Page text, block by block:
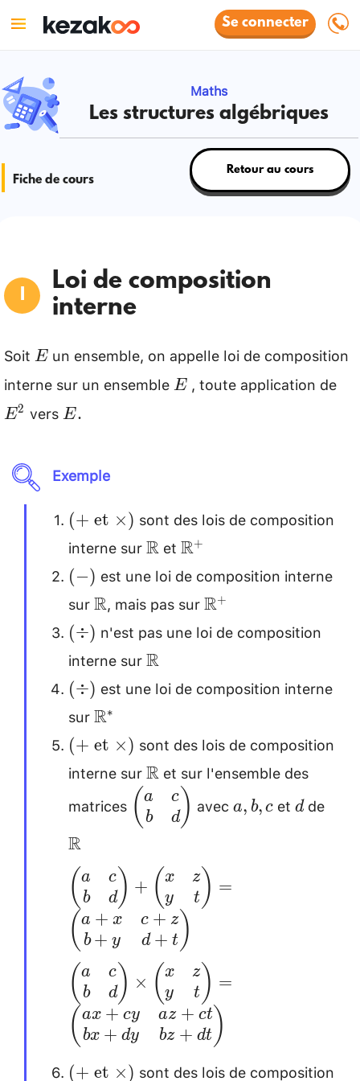
Se connecter
Maths
Les structures algébriques
Fiche de cours
Retour au cours
Loi de composition
interne
SoitE
E un ensemble, on appelle loi de composition
interne sur un ensembleE
E , toute application de
E2 versE.
E.
Exemple
(+
~\text{et}~
\times )
(+ et ×) sont des lois de composition
interne sur\mathbb{R}
Ret\mathbb{R}^+
R+
(-)
(−) est une loi de composition interne
sur\mathbb{R}
R, mais pas sur\mathbb{R}^+
R+
(\div
)
(÷) n'est pas une loi de composition
interne sur\mathbb{R}
R
(\div
)
(÷) est une loi de composition interne
sur\mathbb{R}^*
R∗
(+
~\text{et}
~\times )
(+ et ×) sont des lois de composition
interne sur\mathbb{R}
Ret sur l'ensemble des
matrices \begin{pmatrix}
a & c \\ b & d
\end{pmatrix}
(a
b
c
d) avec
b,
a, b, c et d
dde
R
\begin{pmatrix} a & c \\ b & d
\\ \end{pmatrix}+
\begin{pmatrix} x & z \\ y & t
\\
\end{pmatrix}=\begin{pmatrix}
a+x & c+z \\ b+y & d+t \\
\end{pmatrix} \\[0.2cm]
\begin{pmatrix} a & c \\ b & d
\\ \end{pmatrix} \times
(a
b
c
d) + ( x
y
z
t ) =
(a + x
b + y
c + z
d + t)
(a
b
c
d) × ( x
y
z
t ) =
( ax + cy
bx + dy
az + ct
bz + dt)
(+
(+ et ×) sont des lois de composition